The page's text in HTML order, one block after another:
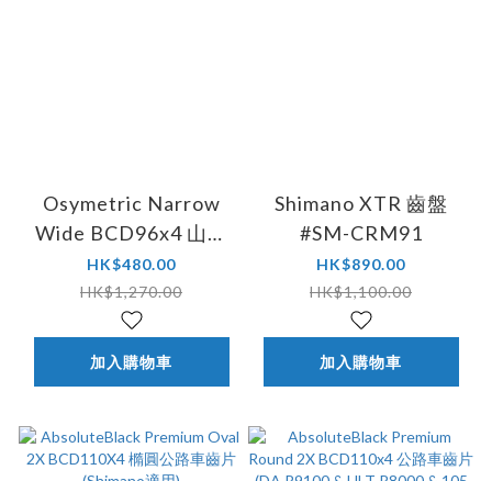
Osymetric Narrow
Wide BCD96x4 山地
車雙凸輪 (兼容
Shimano XTR 9000 &
9020)
HK$480.00
HK$1,270.00
加入購物車
Shimano XTR 齒盤
#SM-CRM91
HK$890.00
HK$1,100.00
加入購物車